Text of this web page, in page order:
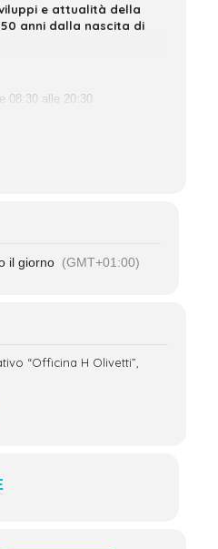
e attualità della
anni dalla nascita di
08:30 alle 20:30
“Officina H Olivetti”,
il giorno (GMT+01:00)
“Officina H Olivetti”,